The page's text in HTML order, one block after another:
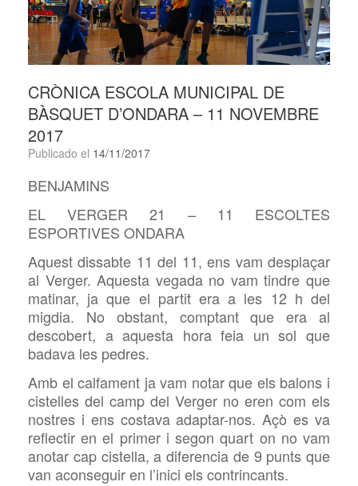
CRÒNICA ESCOLA MUNICIPAL DE
BÀSQUET D’ONDARA – 11 NOVEMBRE
2017
Publicado el 14/11/2017
BENJAMINS
EL VERGER 21 – 11 ESCOLTES
ESPORTIVES ONDARA
Aquest dissabte 11 del 11, ens vam desplaçar
al Verger. Aquesta vegada no vam tindre que
matinar, ja que el partit era a les 12 h del
migdia. No obstant, comptant que era al
descobert, a aquesta hora feia un sol que
badava les pedres.
Amb el calfament ja vam notar que els balons i
cistelles del camp del Verger no eren com els
nostres i ens costava adaptar-nos. Açò es va
reflectir en el primer i segon quart on no vam
anotar cap cistella, a diferencia de 9 punts que
van aconseguir en l’inici els contrincants.